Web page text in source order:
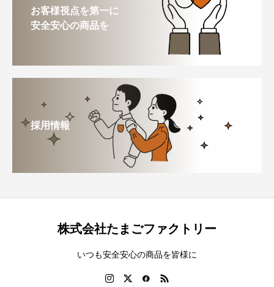
お客様視点を第一に
安全安心の商品を
採用情報
株式会社たまごファクトリー
いつも安全安心の商品を皆様に